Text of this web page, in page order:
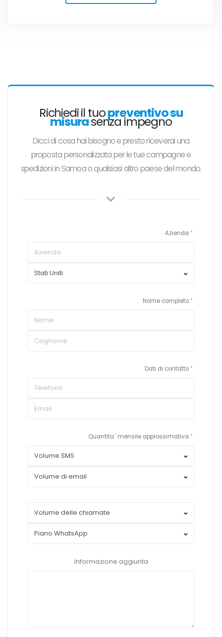
Richiedi il tuopreventivo su
misurasenza impegno
Dicci di cosa hai bisogno e presto riceverai una
proposta personalizzata per le tue campagne e
spedizioni in Samoa o qualsiasi altro paese del mondo.
Azienda
Nome completo
Dati di contatto
Quantita´ mensile approssimativa
Informazione aggiunta